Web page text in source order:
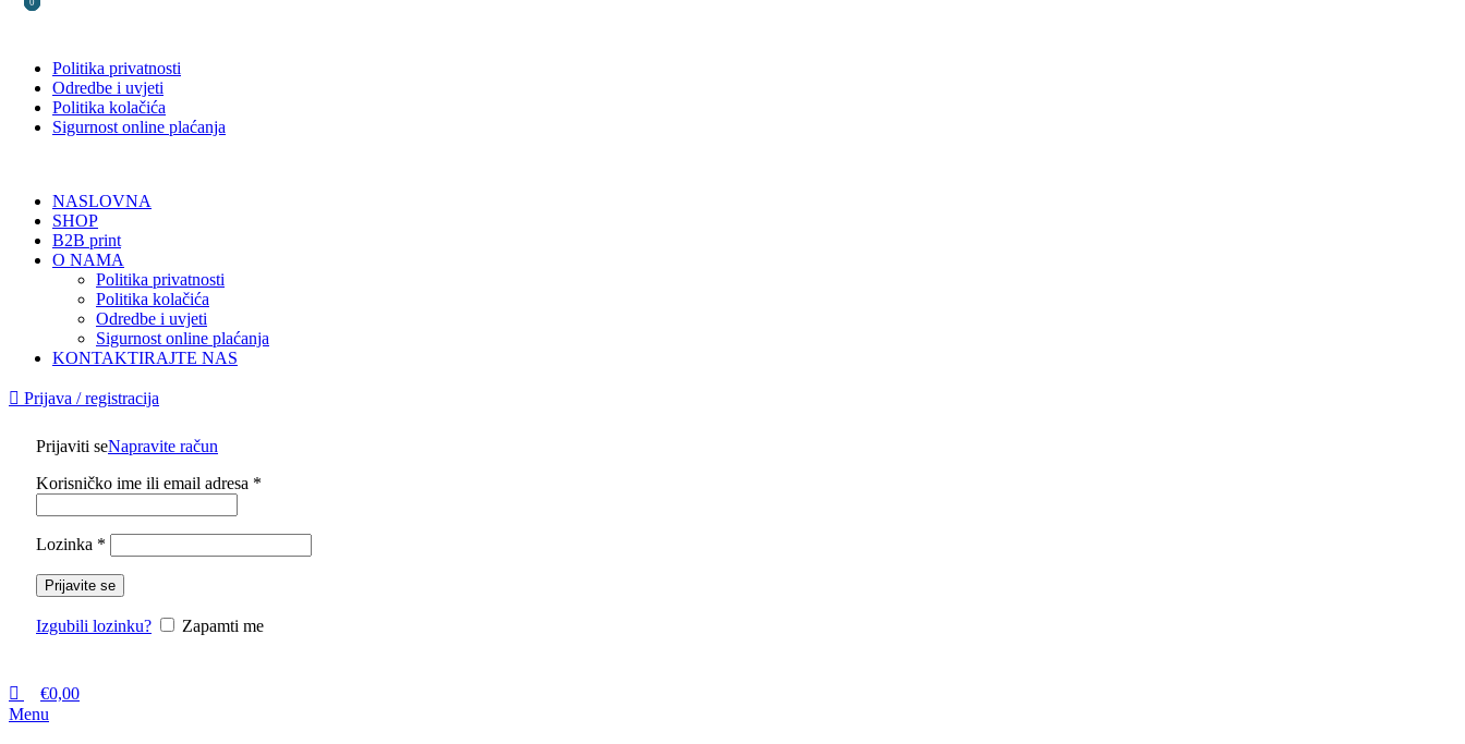
Politika privatnosti
Odredbe i uvjeti
Politika kolačića
Sigurnost online plaćanja
NASLOVNA
SHOP
B2B print
O NAMA
Politika privatnosti
Politika kolačića
Odredbe i uvjeti
Sigurnost online plaćanja
KONTAKTIRAJTE NAS
Prijava / registracija
Prijaviti seNapravite račun
Korisničko ime ili email adresa *
Lozinka *
Prijavite se
Izgubili lozinku? Zapamti me
0
€0,00
Menu
0
0